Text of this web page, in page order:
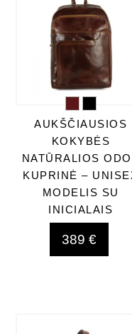
AUKŠČIAUSIOS
KOKYBĖS
NATŪRALIOS
KUPRINĖ –
MODELIS SU
INICIALAIS
389 €